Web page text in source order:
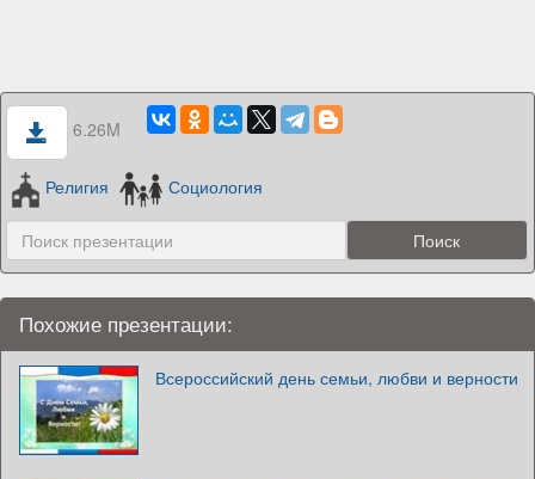
6.26M
Религия Социология
Похожие презентации:
Всероссийский день семьи, любви и верности